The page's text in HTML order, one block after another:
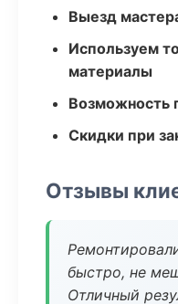
Выезд
Используем
материалы
Возможность
Скидки при
Отзывы
быстро, не
Отличный